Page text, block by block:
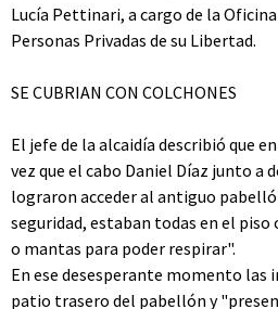
Lucía Pettinari, a cargo de la
Personas Privadas de su Libertad.
SE CUBRIAN CON COLCHONES
El jefe de la alcaidía describió que
vez que el cabo Daniel Díaz junto a
lograron acceder al antiguo
seguridad, estaban todas en el
o mantas para poder respirar".
En ese desesperante momento las
patio trasero del pabellón y